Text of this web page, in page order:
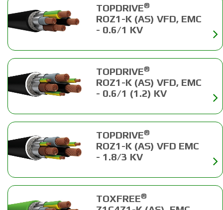
TOPDRIVE®
ROZ1-K (AS) VFD, EMC
- 0.6/1 KV
TOPDRIVE®
ROZ1-K (AS) VFD, EMC
- 0.6/1 (1.2) KV
TOPDRIVE®
ROZ1-K (AS) VFD EMC
- 1.8/3 KV
TOXFREE®